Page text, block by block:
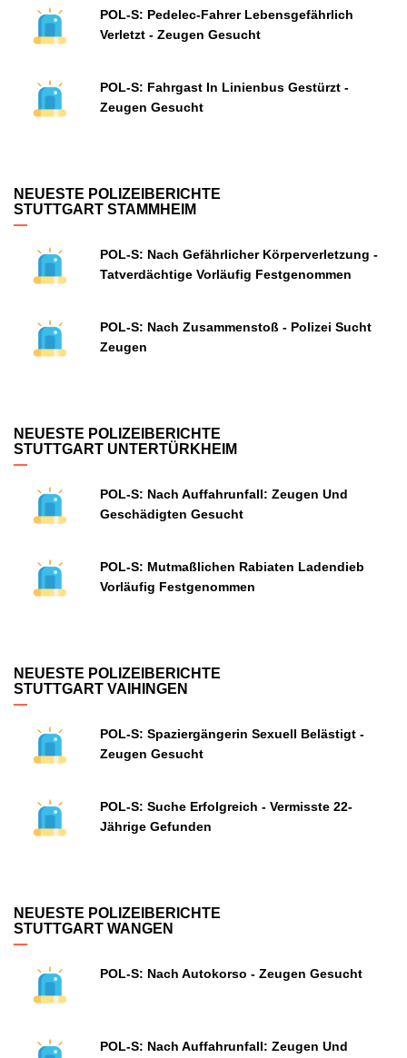
POL-S: Pedelec-Fahrer Lebensgefährlich
Verletzt - Zeugen Gesucht
POL-S: Fahrgast In Linienbus Gestürzt -
Zeugen Gesucht
NEUESTE POLIZEIBERICHTE
STUTTGART STAMMHEIM
POL-S: Nach Gefährlicher Körperverletzung -
Tatverdächtige Vorläufig Festgenommen
POL-S: Nach Zusammenstoß - Polizei Sucht
Zeugen
NEUESTE POLIZEIBERICHTE
STUTTGART UNTERTÜRKHEIM
POL-S: Nach Auffahrunfall: Zeugen Und
Geschädigten Gesucht
POL-S: Mutmaßlichen Rabiaten Ladendieb
Vorläufig Festgenommen
NEUESTE POLIZEIBERICHTE
STUTTGART VAIHINGEN
POL-S: Spaziergängerin Sexuell Belästigt -
Zeugen Gesucht
POL-S: Suche Erfolgreich - Vermisste 22-
Jährige Gefunden
NEUESTE POLIZEIBERICHTE
STUTTGART WANGEN
POL-S: Nach Autokorso - Zeugen Gesucht
POL-S: Nach Auffahrunfall: Zeugen Und